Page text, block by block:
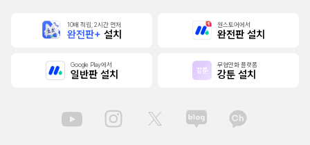
10배 적립, 2시간 먼저
완전판+ 설치
원스토어에서
완전판 설치
Google Play에서
일반판 설치
무협만화 플랫폼
강툰 설치